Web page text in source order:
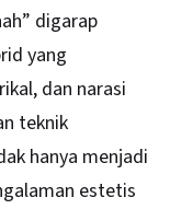
digarap
yang
dan narasi
teknik
hanya menjadi
estetis